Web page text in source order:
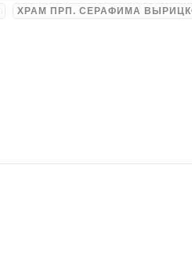
ХРАМ ПРП. СЕРАФИМА